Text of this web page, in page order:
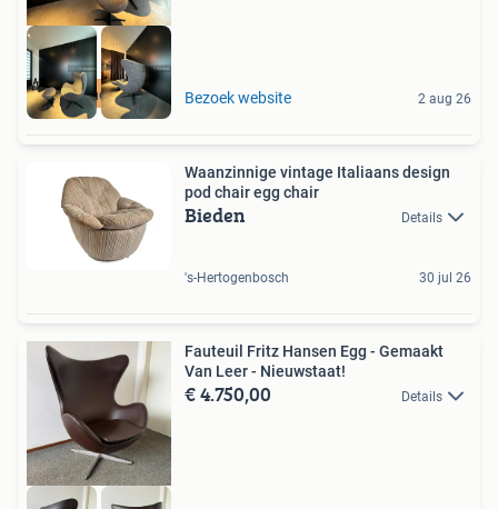
high-end outlet Bezoek website 2 aug 26
Waanzinnige vintage Italiaans design
pod chair egg chair
Bieden Details
's-Hertogenbosch 30 jul 26
Fauteuil Fritz Hansen Egg - Gemaakt
Van Leer - Nieuwstaat!
€ 4.750,00 Details